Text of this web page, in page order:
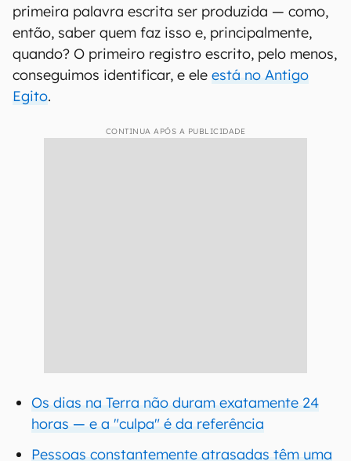
primeira palavra escrita ser produzida — como,
então, saber quem faz isso e, principalmente,
quando? O primeiro registro escrito, pelo menos,
conseguimos identificar, e ele está no Antigo
Egito.
CONTINUA APÓS A PUBLICIDADE
Os dias na Terra não duram exatamente 24
horas — e a "culpa" é da referência
Pessoas constantemente atrasadas têm uma